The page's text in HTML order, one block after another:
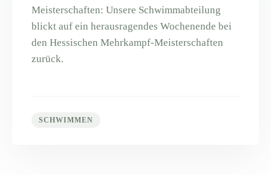
Meisterschaften: Unsere Schwimmabteilung
blickt auf ein herausragendes Wochenende bei
den Hessischen Mehrkampf-Meisterschaften
zurück.
SCHWIMMEN